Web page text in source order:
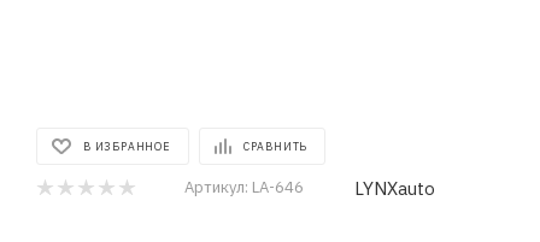
В ИЗБРАННОЕ СРАВНИТЬ
Артикул: LA-646 LYNXauto